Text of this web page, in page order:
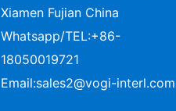
Xiamen Fujian China
Whatsapp/TEL:+86-
18050019721
Email:sales2@vogi-interl.com